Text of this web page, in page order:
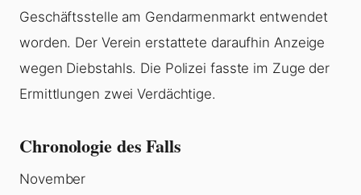
Geschäftsstelle am Gendarmenmarkt entwendet
worden. Der Verein erstattete daraufhin Anzeige
wegen Diebstahls. Die Polizei fasste im Zuge der
Ermittlungen zwei Verdächtige.
Chronologie des Falls
November